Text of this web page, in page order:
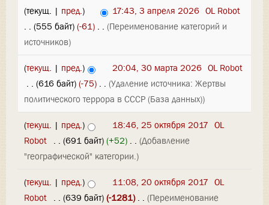
(текущ. | пред.) 17:43, 3 апреля 2026 OL Robot
. . (555 байт) (-61) . . (Переименование категорий и
источников)
(текущ. | пред.) 20:04, 30 марта 2026 OL Robot
. . (616 байт) (-75) . . (Удаление источника: Жертвы
политического террора в СССР (База данных))
(текущ. | пред.) 18:46, 25 октября 2017 OL
Robot . . (691 байт) (+52) . . (Добавление
"географической" категории.)
(текущ. | пред.) 11:08, 20 октября 2017 OL
Robot . . (639 байт) (-1281)‎ . . (Переименование